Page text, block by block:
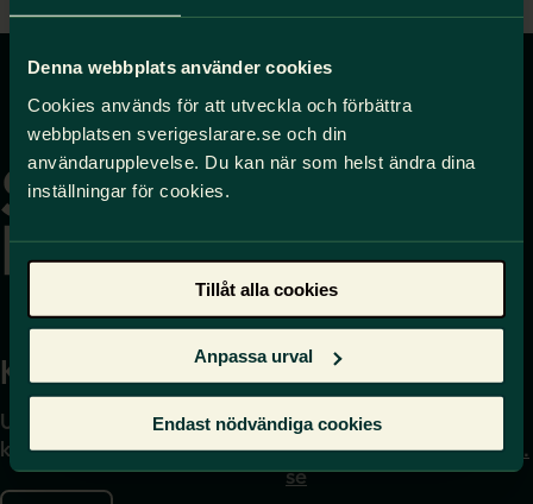
Denna webbplats använder cookies
Cookies används för att utveckla och förbättra
webbplatsen sverigeslarare.se och din
användarupplevelse. Du kan när som helst ändra dina
inställningar för cookies.
Tillåt alla cookies
Anpassa urval
Endast nödvändiga cookies
l
y
e
startsidan
Kontakta
Uppgifter om hur du
kontaktar oss finns här.
Press
Journalist – du når oss
på press@sverigeslarare.
se